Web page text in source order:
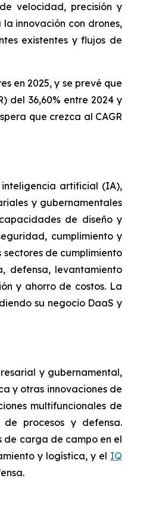
velocidad, precisión y
innovación con drones,
existentes y flujos de
en 2025, y se prevé que
del 36,60% entre 2024 y
que crezca al CAGR
inteligencia artificial (IA),
y gubernamentales
de diseño y
cumplimiento y
de cumplimiento
defensa, levantamiento
y ahorro de costos. La
su negocio DaaS y
y gubernamental,
y otras innovaciones de
multifuncionales de
procesos y defensa.
de carga de campo en el
y logística, y el IQ